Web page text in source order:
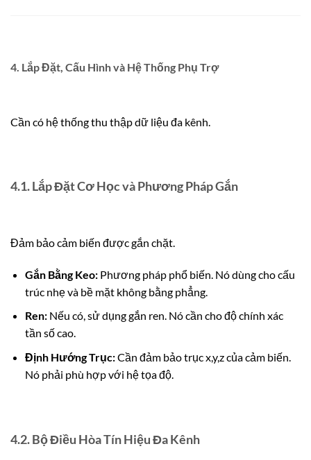
4. Lắp Đặt, Cấu Hình và Hệ Thống Phụ Trợ
Cần có hệ thống thu thập dữ liệu đa kênh.
4.1. Lắp Đặt Cơ Học và Phương Pháp Gắn
Đảm bảo cảm biến được gắn chặt.
Gắn Bằng Keo:Phương pháp phổ biến. Nó dùng cho cấu
trúc nhẹ và bề mặt không bằng phẳng.
Ren:Nếu có, sử dụng gắn ren. Nó cần cho độ chính xác
tần số cao.
Định Hướng Trục:Cần đảm bảo trụcx,y,zcủa cảm biến.
Nó phải phù hợp với hệ tọa độ.
4.2. Bộ Điều Hòa Tín Hiệu Đa Kênh